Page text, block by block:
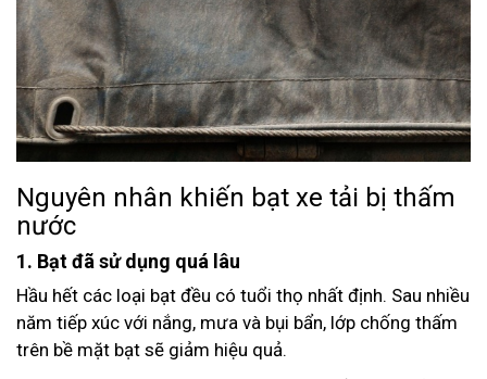
Nguyên nhân khiến bạt xe tải bị thấm
nước
1. Bạt đã sử dụng quá lâu
Hầu hết các loại bạt đều có tuổi thọ nhất định. Sau nhiều
năm tiếp xúc với nắng, mưa và bụi bẩn, lớp chống thấm
trên bề mặt bạt sẽ giảm hiệu quả.